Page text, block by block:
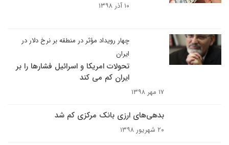
۱۰ آذر ۱۳۹۸
چهار رویداد مؤثر در منطقه بر نرخ دلار در
ایران
تحولات امریکا و اسرائیل فشارها را بر
ایران کم می کند
۱۷ مهر ۱۳۹۸
بدهی‌های ارزی بانک مرکزی کم شد
۲۰ شهریور ۱۳۹۸